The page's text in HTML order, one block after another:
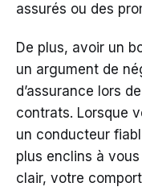
assurés ou des
De plus, avoir un
un argument de
d’assurance lors
contrats. Lorsque
un conducteur
plus enclins à
clair, votre